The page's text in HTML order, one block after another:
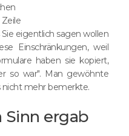
eigentlich sagen wollen
Einschränkungen, weil
haben sie kopiert,
so war". Man gewöhnte
nicht mehr bemerkte.
Sinn ergab